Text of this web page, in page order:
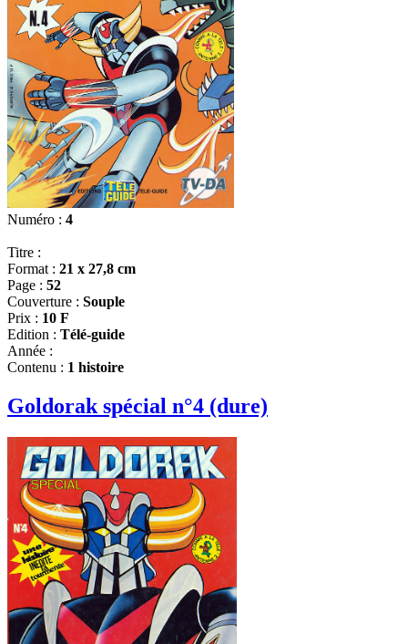
Numéro : 4
Titre :
Format : 21 x 27,8 cm
Page : 52
Couverture : Souple
Prix : 10 F
Edition : Télé-guide
Année :
Contenu : 1 histoire
Goldorak spécial n°4 (dure)